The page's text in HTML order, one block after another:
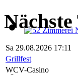
Sa 29.08.2026 17:11
Grillfest
WCV-Casino